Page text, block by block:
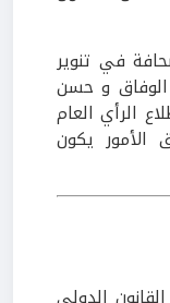
في تنوير
الوفاق و حسن
الرأي العام
الأمور يكون